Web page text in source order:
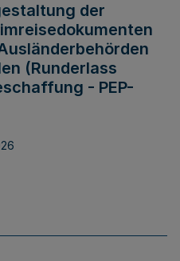
der
(Runderlass
- PEP-